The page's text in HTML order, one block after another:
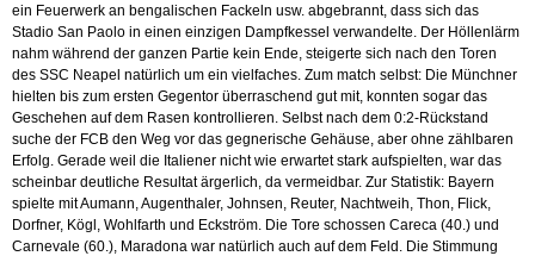
ein Feuerwerk an bengalischen Fackeln usw. abgebrannt, dass sich das
Stadio San Paolo in einen einzigen Dampfkessel verwandelte. Der Höllenlärm
nahm während der ganzen Partie kein Ende, steigerte sich nach den Toren
des SSC Neapel natürlich um ein vielfaches. Zum match selbst: Die Münchner
hielten bis zum ersten Gegentor überraschend gut mit, konnten sogar das
Geschehen auf dem Rasen kontrollieren. Selbst nach dem 0:2-Rückstand
suche der FCB den Weg vor das gegnerische Gehäuse, aber ohne zählbaren
Erfolg. Gerade weil die Italiener nicht wie erwartet stark aufspielten, war das
scheinbar deutliche Resultat ärgerlich, da vermeidbar. Zur Statistik: Bayern
spielte mit Aumann, Augenthaler, Johnsen, Reuter, Nachtweih, Thon, Flick,
Dorfner, Kögl, Wohlfarth und Eckström. Die Tore schossen Careca (40.) und
Carnevale (60.), Maradona war natürlich auch auf dem Feld. Die Stimmung